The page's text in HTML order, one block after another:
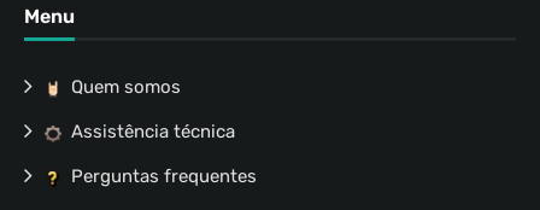
Menu
Quem somos
Assistência técnica
Perguntas frequentes